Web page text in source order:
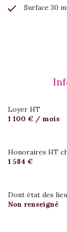
Surface 30
Loyer HT
1 100 € / mois
Honoraires HT
1 584 €
Dont état des
Non renseigné